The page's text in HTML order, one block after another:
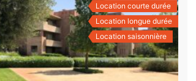
Location courte durée
Location longue durée
Location saisonnière